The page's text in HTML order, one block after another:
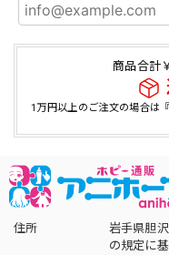
商品合計
1万円以上のご注文の場合は
住所
岩手県胆
の規定に